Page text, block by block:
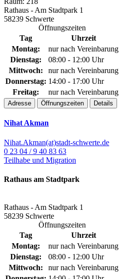
Rathaus - Am Stadtpark 1
58239 Schwerte
Öffnungszeiten
Tag
Uhrzeit
Montag:
nur nach Vereinbarung
Dienstag:
08:00 - 12:00 Uhr
Mittwoch:
nur nach Vereinbarung
Donnerstag: 14:00 - 17:00 Uhr
Freitag:
nur nach Vereinbarung
Adresse Öffnungszeiten Details
Nihat Akman
Nihat.Akman(at)stadt-schwerte.de
0 23 04 / 9 40 83 63
Teilhabe und Migration
Rathaus am Stadtpark
Rathaus - Am Stadtpark 1
58239 Schwerte
Öffnungszeiten
Tag
Uhrzeit
Montag:
nur nach Vereinbarung
Dienstag:
08:00 - 12:00 Uhr
Mittwoch:
nur nach Vereinbarung